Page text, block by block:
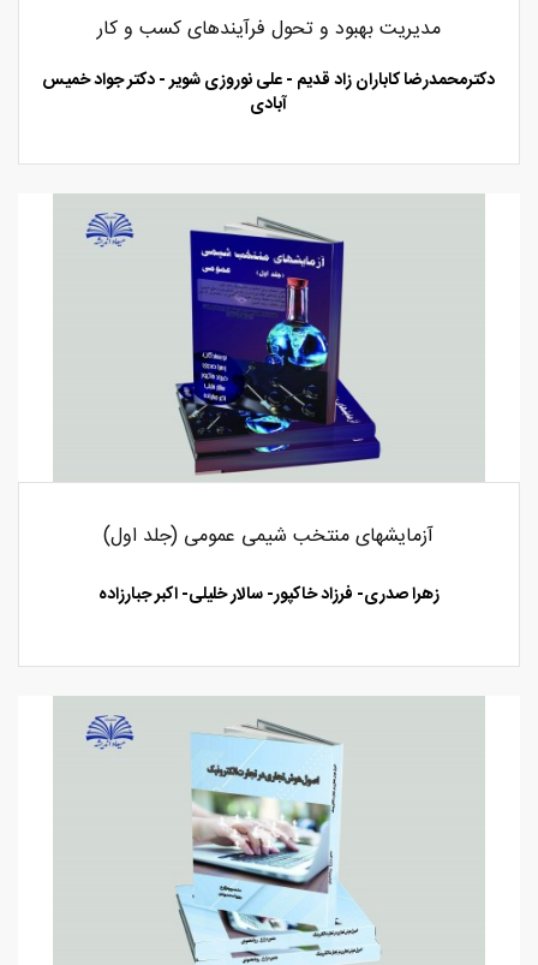
مدیریت بهبود و تحول فرآیندهای کسب و کار
دکترمحمدرضا کاباران زاد قدیم - علی نوروزی شویر - دکتر جواد خمیس
آبادی
آزمایشهای منتخب شیمی عمومی (جلد اول)
زهرا صدری- فرزاد خاکپور- سالار خلیلی- اکبر جبارزاده